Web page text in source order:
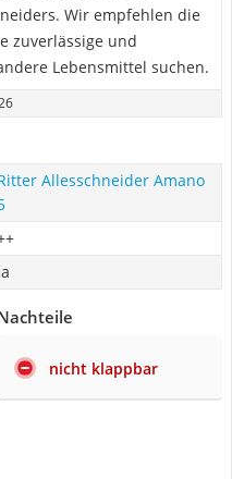
Wir empfehlen die
zuverlässige und
Lebensmittel suchen.
Allesschneider Amano
nicht klappbar